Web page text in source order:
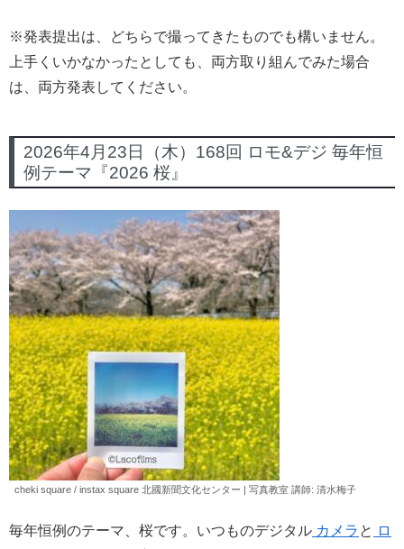
※発表提出は、どちらで撮ってきたものでも構いません。
上手くいかなかったとしても、両方取り組んでみた場合
は、両方発表してください。
2026年4月23日（木）168回 ロモ&デジ 毎年恒
例テーマ『2026 桜』
cheki square / instax square 北國新聞文化センター | 写真教室 講師: 清水梅子
毎年恒例のテーマ、桜です。いつものデジタル カメラ と ロ